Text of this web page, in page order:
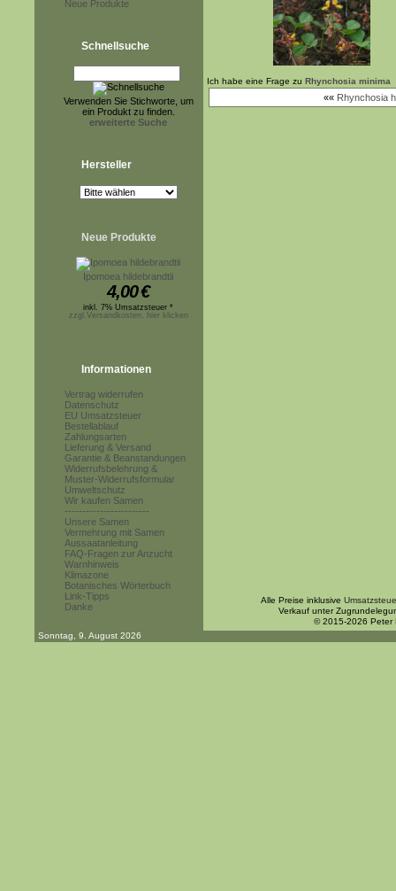
Neue Produkte
Schnellsuche
Verwenden Sie Stichworte, um
ein Produkt zu finden.
erweiterte Suche
Hersteller
Neue Produkte
Ipomoea hildebrandtii
4,00€
inkl. 7% Umsatzsteuer *
zzgl.Versandkosten, hier klicken
Informationen
Vertrag widerrufen
Datenschutz
EU Umsatzsteuer
Bestellablauf
Zahlungsarten
Lieferung & Versand
Garantie & Beanstandungen
Widerrufsbelehrung &
Muster-Widerrufsformular
Umweltschutz
Wir kaufen Samen
------------------------
Unsere Samen
Vermehrung mit Samen
Aussaatanleitung
FAQ-Fragen zur Anzucht
Warnhinweis
Klimazone
Botanisches Wörterbuch
Link-Tipps
Danke
Ich habe eine Frage zu Rhynchosia minima
«« Rhynchosia
Alle Preise inklusive
Verkauf unter
© 2015-2026 Peter
Sonntag, 9. August 2026